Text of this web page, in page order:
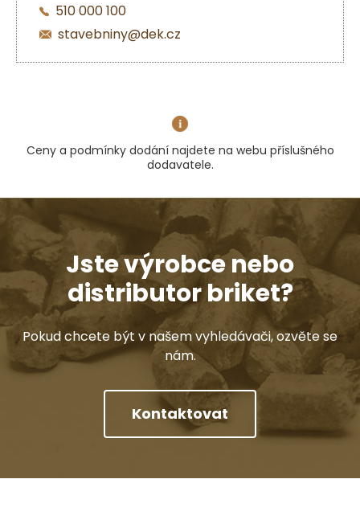
510 000 100
stavebniny@dek.cz
Ceny a podmínky dodání najdete na webu příslušného
dodavatele.
Jste výrobce nebo
distributor briket?
Pokud chcete být v našem vyhledávači, ozvěte se
nám.
Kontaktovat